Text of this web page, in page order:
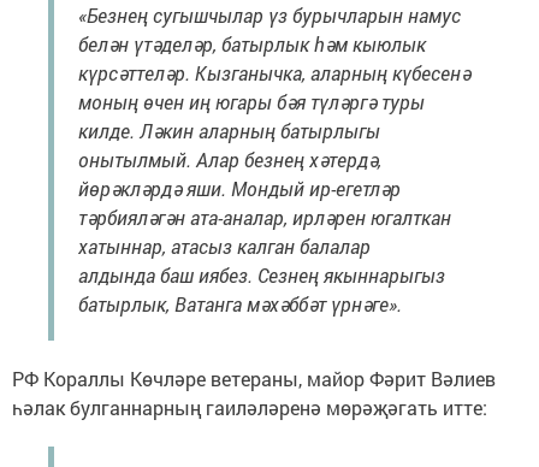
«Безнең сугышчылар үз бурычларын намус
белән үтәделәр, батырлык һәм кыюлык
күрсәттеләр. Кызганычка, аларның күбесенә
моның өчен иң югары бәя түләргә туры
килде. Ләкин аларның батырлыгы
онытылмый. Алар безнең хәтердә,
йөрәкләрдә яши. Мондый ир-егетләр
тәрбияләгән ата-аналар, ирләрен югалткан
хатыннар, атасыз калган балалар
алдында баш иябез. Сезнең якыннарыгыз
батырлык, Ватанга мәхәббәт үрнәге».
РФ Кораллы Көчләре ветераны, майор Фәрит Вәлиев
һәлак булганнарның гаиләләренә мөрәҗәгать итте: